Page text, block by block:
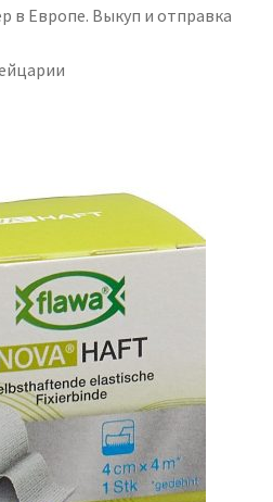
в Европе. Выкуп и отправка